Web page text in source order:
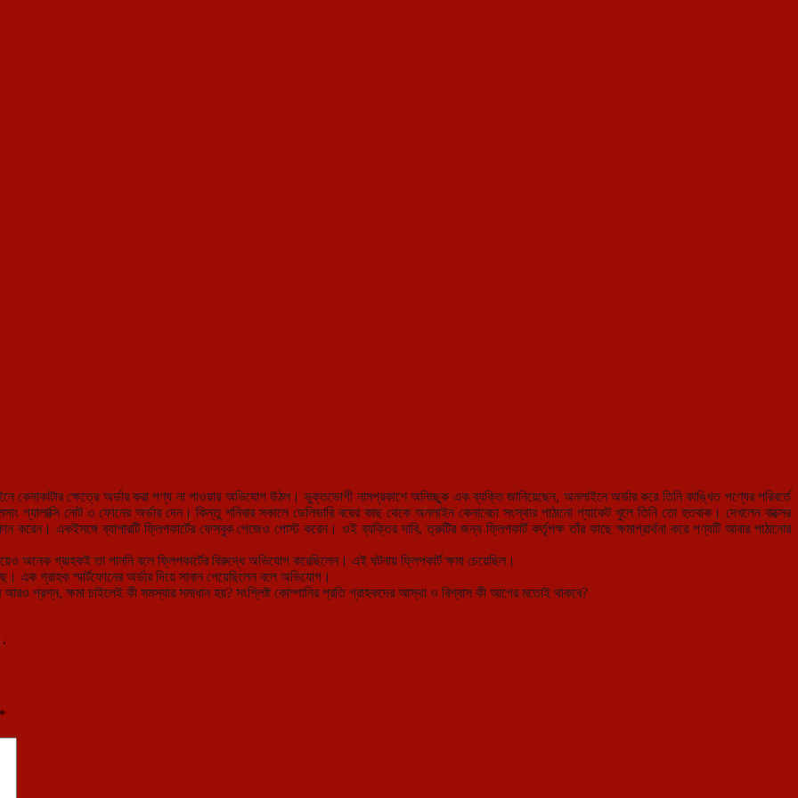
portal in Tripura.
কেনাকাটার ক্ষেত্রে অর্ডার করা পণ্য না পাওয়ার অভিযোগ উঠল। ভুক্তভোগী নামপ্রকাশে অনিচ্ছুক এক ব্যক্তি জানিয়েছেন, অনলাইনে অর্ডার করে তিনি কাঙ্খিত পণ্যের পরিবর্তে
গ্যালাক্সি নোট ৩ ফোনের অর্ডার দেন। কিন্তু শনিবার সকালে ডেলিভারি বয়ের কাছ থেকে অনলাইন কেনাবেচা সংস্থার পাঠানো প্যাকেট খুলে তিনি তো হতবাক। দেখলেন বাক্সের
করেন। একইসঙ্গে ব্যাপারটি ফ্লিপকার্টের ফেসবুক পেজেও পোস্ট করেন। ওই ব্যক্তির দাবি, ত্রুটির জন্য ফ্লিপকার্ট কর্তৃপক্ষ তাঁর কাছে ক্ষমাপ্রার্থনা করে পণ্যটি আবার পাঠানোর
অনেক গ্রাহকই তা পাননি বলে ফ্লিপকার্টের বিরুদ্ধে অভিযোগ করেছিলেন। এই ঘটনায় ফ্লিপকার্ট ক্ষমা চেয়েছিল।
গ্রাহক স্মার্টফোনের অর্ডার দিয়ে সাবান পেয়েছিলেন বলে অভিযোগ।
প্রশ্ন, ক্ষমা চাইলেই কী সমস্যার সমাধান হয়? সংশ্লিষ্ট কোম্পানির প্রতি গ্রাহকদের আস্থা ও বিশ্বাস কী আগের মতোই থাকবে?
.
*